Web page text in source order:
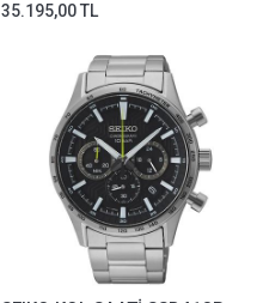
35.195,00 TL